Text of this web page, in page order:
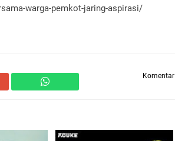
warga-pemkot-jaring-aspirasi/
Komentar